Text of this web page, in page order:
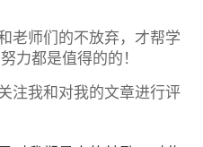
老师们的不放弃，才帮学
力都是值得的的！
注我和对我的文章进行评